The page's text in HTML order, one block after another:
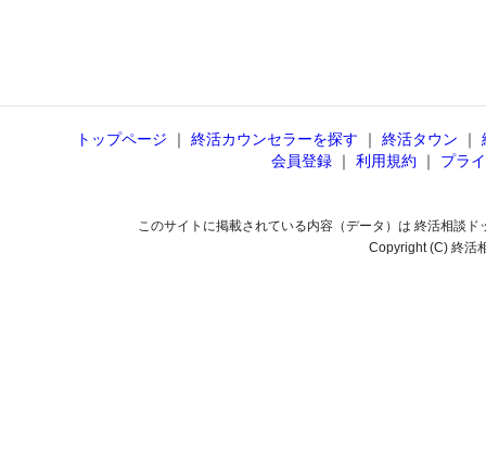
トップページ ｜ 終活カウンセラーを探す ｜ 終活タウン ｜
会員登録 ｜ 利用規約 ｜ プラ
このサイトに掲載されている内容（データ）は 終活相談
Copyright (C) 終活